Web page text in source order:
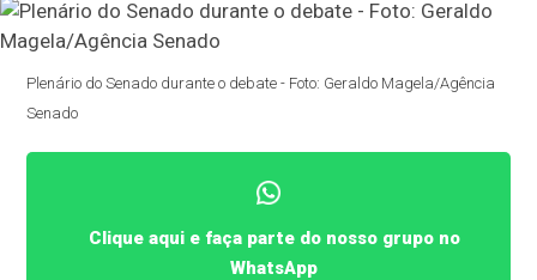
Plenário do Senado durante o debate - Foto: Geraldo Magela/Agência
Senado
Clique aqui e faça parte do nosso grupo no
WhatsApp